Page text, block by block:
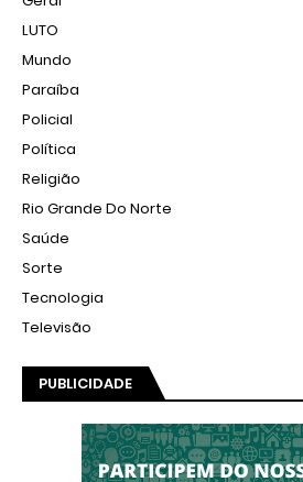
LUTO
Mundo
Paraíba
Policial
Política
Religião
Rio Grande Do Norte
Saúde
Sorte
Tecnologia
Televisão
PUBLICIDADE